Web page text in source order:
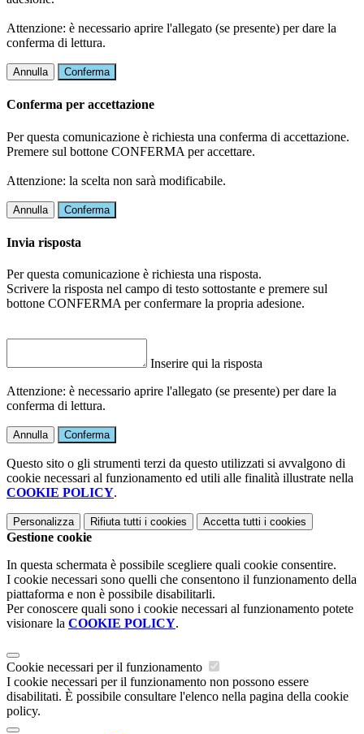
Attenzione: è necessario aprire l'allegato (se presente) per dare la
conferma di lettura.
Annulla Conferma
Conferma per accettazione
Per questa comunicazione è richiesta una conferma di accettazione.
Premere sul bottone CONFERMA per accettare.
Attenzione: la scelta non sarà modificabile.
Annulla Conferma
Invia risposta
Per questa comunicazione è richiesta una risposta.
Scrivere la risposta nel campo di testo sottostante e premere sul
bottone CONFERMA per confermare la propria adesione.
Inserire qui la risposta
Attenzione: è necessario aprire l'allegato (se presente) per dare la
conferma di lettura.
Annulla Conferma
Questo sito o gli strumenti terzi da questo utilizzati si avvalgono di
cookie necessari al funzionamento ed utili alle finalità illustrate nella
COOKIE POLICY.
Personalizza Rifiuta tutti i cookies Accetta tutti i cookies
Gestione cookie
In questa schermata è possibile scegliere quali cookie consentire.
I cookie necessari sono quelli che consentono il funzionamento della
piattaforma e non è possibile disabilitarli.
Per conoscere quali sono i cookie necessari al funzionamento potete
visionare la COOKIE POLICY.
Cookie necessari per il funzionamento
I cookie necessari per il funzionamento non possono essere
disabilitati. È possibile consultare l'elenco nella pagina della cookie
policy.